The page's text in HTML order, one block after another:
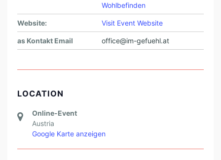
Wohlbefinden
Website: Visit Event Website
as Kontakt Email office@im-gefuehl.at
LOCATION
Online-Event
Austria
Google Karte anzeigen